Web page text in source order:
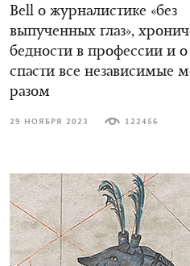
Bell о журналистике «без
выпученных глаз»,
бедности в профессии и о
спасти все независимые
разом
29 НОЯБРЯ 2023 122456